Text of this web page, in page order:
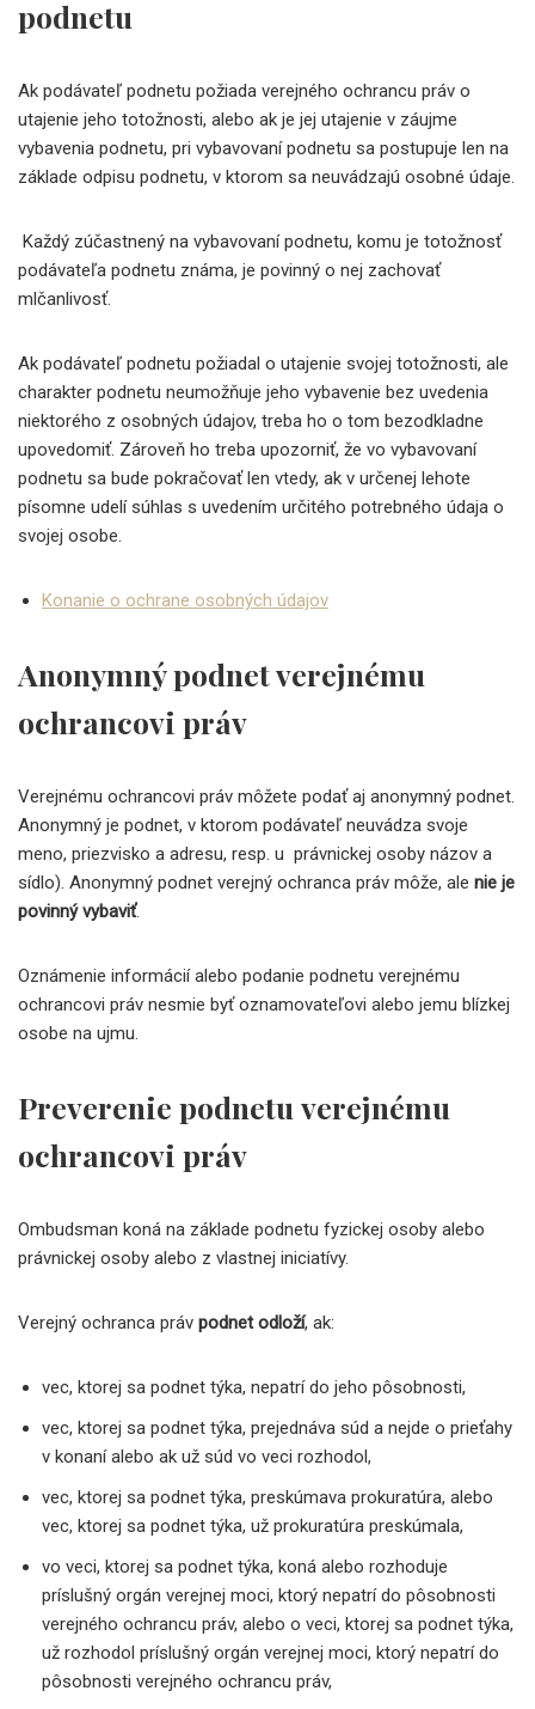
podnetu
Ak podávateľ podnetu požiada verejného ochrancu práv o
utajenie jeho totožnosti, alebo ak je jej utajenie v záujme
vybavenia podnetu, pri vybavovaní podnetu sa postupuje len na
základe odpisu podnetu, v ktorom sa neuvádzajú osobné údaje.
Každý zúčastnený na vybavovaní podnetu, komu je totožnosť
podávateľa podnetu známa, je povinný o nej zachovať
mlčanlivosť.
Ak podávateľ podnetu požiadal o utajenie svojej totožnosti, ale
charakter podnetu neumožňuje jeho vybavenie bez uvedenia
niektorého z osobných údajov, treba ho o tom bezodkladne
upovedomiť. Zároveň ho treba upozorniť, že vo vybavovaní
podnetu sa bude pokračovať len vtedy, ak v určenej lehote
písomne udelí súhlas s uvedením určitého potrebného údaja o
svojej osobe.
Konanie o ochrane osobných údajov
Anonymný podnet verejnému
ochrancovi práv
Verejnému ochrancovi práv môžete podať aj anonymný podnet.
Anonymný je podnet, v ktorom podávateľ neuvádza svoje
meno, priezvisko a adresu, resp. u právnickej osoby názov a
sídlo). Anonymný podnet verejný ochranca práv môže, ale nie je
povinný vybaviť.
Oznámenie informácií alebo podanie podnetu verejnému
ochrancovi práv nesmie byť oznamovateľovi alebo jemu blízkej
osobe na ujmu.
Preverenie podnetu verejnému
ochrancovi práv
Ombudsman koná na základe podnetu fyzickej osoby alebo
právnickej osoby alebo z vlastnej iniciatívy.
Verejný ochranca práv podnet odloží, ak:
vec, ktorej sa podnet týka, nepatrí do jeho pôsobnosti,
vec, ktorej sa podnet týka, prejednáva súd a nejde o prieťahy
v konaní alebo ak už súd vo veci rozhodol,
vec, ktorej sa podnet týka, preskúmava prokuratúra, alebo
vec, ktorej sa podnet týka, už prokuratúra preskúmala,
vo veci, ktorej sa podnet týka, koná alebo rozhoduje
príslušný orgán verejnej moci, ktorý nepatrí do pôsobnosti
verejného ochrancu práv, alebo o veci, ktorej sa podnet týka,
už rozhodol príslušný orgán verejnej moci, ktorý nepatrí do
pôsobnosti verejného ochrancu práv,